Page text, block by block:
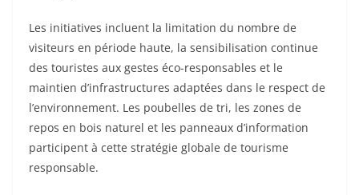
Les initiatives incluent la limitation du nombre de
visiteurs en période haute, la sensibilisation continue
des touristes aux gestes éco-responsables et le
maintien d’infrastructures adaptées dans le respect de
l’environnement. Les poubelles de tri, les zones de
repos en bois naturel et les panneaux d’information
participent à cette stratégie globale de tourisme
responsable.